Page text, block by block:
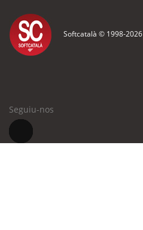
Softcatalà © 1998-2026
Seguiu-nos